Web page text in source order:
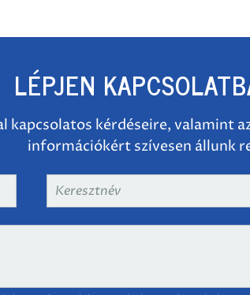
LÉPJEN
kapcsolatos kérdéseire, valamint
információkért szívesen állunk
Keresztnév